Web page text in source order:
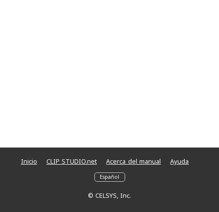
Inicio CLIP STUDIO.net Acerca del manual Ayuda
© CELSYS, Inc.